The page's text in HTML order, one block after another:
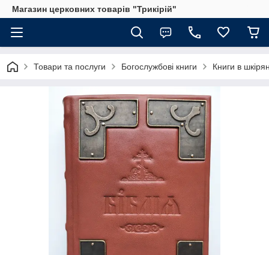
Магазин церковних товарів "Трикірій"
Товари та послуги Богослужбові книги Книги в